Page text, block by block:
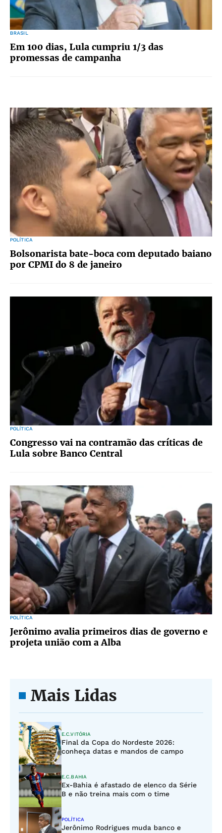
BRASIL
Em 100 dias, Lula cumpriu 1/3 das
promessas de campanha
POLÍTICA
Bolsonarista bate-boca com deputado baiano
por CPMI do 8 de janeiro
POLÍTICA
Congresso vai na contramão das críticas de
Lula sobre Banco Central
POLÍTICA
Jerônimo avalia primeiros dias de governo e
projeta união com a Alba
Mais Lidas
E.C.VITÓRIA
Final da Copa do Nordeste 2026:
conheça datas e mandos de campo
E.C.BAHIA
Ex-Bahia é afastado de elenco da Série
B e não treina mais com o time
POLÍTICA
Jerônimo Rodrigues muda banco e